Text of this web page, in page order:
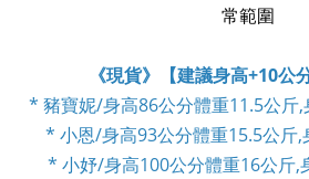
常範圍
《現貨》【建議身高+10公
* 豬寶妮/身高86公分體重11.5公斤,
* 小恩/身高93公分體重15.5公斤,
* 小妤/身高100公分體重16公斤,